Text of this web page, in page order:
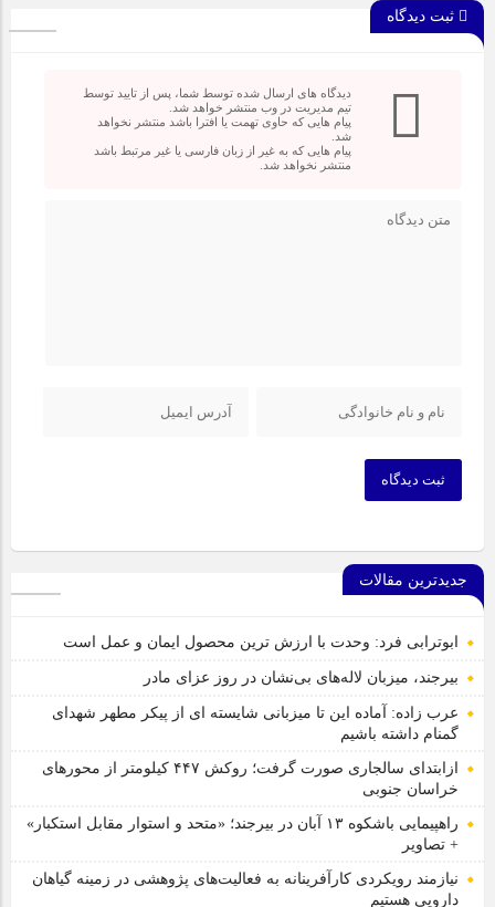
ثبت دیدگاه
دیدگاه های ارسال شده توسط شما، پس از تایید توسط
تیم مدیریت در وب منتشر خواهد شد.
پیام هایی که حاوی تهمت یا افترا باشد منتشر نخواهد
شد.
پیام هایی که به غیر از زبان فارسی یا غیر مرتبط باشد
منتشر نخواهد شد.
ثبت دیدگاه
جدیدترین مقالات
ابوترابی فرد: وحدت با ارزش ترین محصول ایمان و عمل است
بیرجند، میزبان لاله‌های بی‌نشان در روز عزای مادر
عرب زاده: آماده این تا میزبانی شایسته ای از پیکر مطهر شهدای
گمنام داشته باشیم
ازابتدای سالجاری صورت گرفت؛ روکش ۴۴۷ کیلومتر از محورهای
خراسان جنوبی
راهپیمایی باشکوه ۱۳ آبان در بیرجند؛ «متحد و استوار مقابل استکبار»
+ تصاویر
نیازمند رویکردی کارآفرینانه به فعالیت‌های پژوهشی در زمینه گیاهان
دارویی هستیم